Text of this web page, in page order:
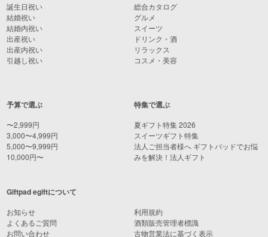
誕生日祝い
結婚祝い
結婚内祝い
出産祝い
出産内祝い
引越し祝い
予算で選ぶ
〜2,999円
3,000〜4,999円
5,000〜9,999円
10,000円〜
総合カタログ
グルメ
スイーツ
ドリンク・酒
リラックス
コスメ・美容
特集で選ぶ
夏ギフト特集 2026
スイーツギフト特集
法人ご担当者様へ ギフトパッドでお悩
みを解決！法人ギフト
Giftpad egiftについて
お知らせ
よくあるご質問
お問い合わせ
利用規約
酒類販売管理者標識
古物営業法に基づく表示